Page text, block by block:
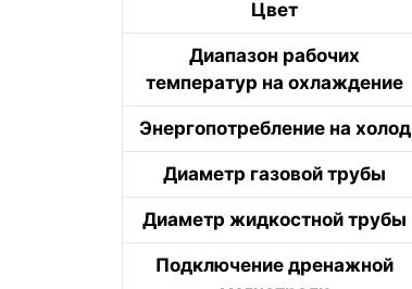
Цвет
Диапазон рабочих
температур на охлаждение
Энергопотребление на холод
Диаметр газовой трубы
Диаметр жидкостной трубы
Подключение дренажной